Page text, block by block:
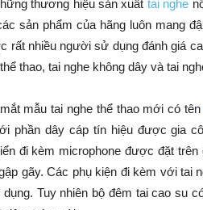
thương hiệu sản xuất tai nghe
sản phẩm của hãng luôn mang
rất nhiều người sử dụng đánh giá
thao, tai nghe không dây và tai
mẫu tai nghe thể thao mới có tên
phần dây cáp tín hiệu được gia
đi kèm microphone được đặt
gãy. Các phụ kiện đi kèm với tai
Tuy nhiên bộ đêm tai cao su